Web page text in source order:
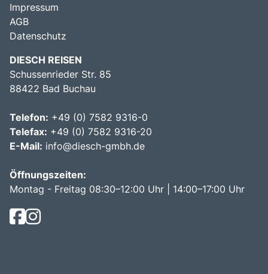
Impressum
AGB
Datenschutz
DIESCH REISEN
Schussenrieder Str. 85
88422 Bad Buchau
Telefon: +49 (0) 7582 9316-0
Telefax: +49 (0) 7582 9316-20
E-Mail: info@diesch-gmbh.de
Öffnungszeiten:
Montag - Freitag 08:30–12:00 Uhr | 14:00–17:00 Uhr